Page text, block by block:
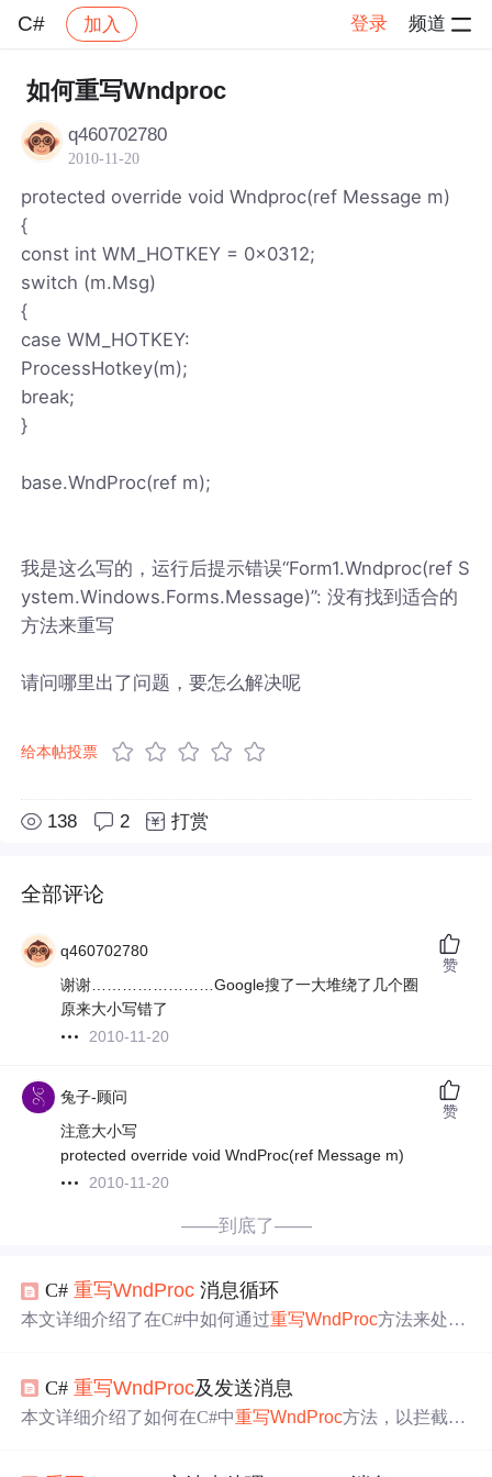
C# 加入 登录 频道
社区 C# 帖子详情
如何重写Wndproc
q460702780
2010-11-20
protected override void Wndproc(ref Message m)
{
const int WM_HOTKEY = 0x0312;
switch (m.Msg)
{
case WM_HOTKEY:
ProcessHotkey(m);
break;
}
base.WndProc(ref m);
我是这么写的，运行后提示错误“Form1.Wndproc(ref S
ystem.Windows.Forms.Message)”: 没有找到适合的
方法来重写
请问哪里出了问题，要怎么解决呢
给本帖投票
138 2 打赏
全部评论
q460702780
谢谢……………………Google搜了一大堆绕了几个圈
原来大小写错了
2010-11-20
赞
兔子-顾问
注意大小写
protected override void WndProc(ref Message m)
2010-11-20
赞
——到底了——
C#重写WndProc 消息循环
本文详细介绍了在C#中如何通过重写Wnd Proc方法来处理
值，帮助开发者更高效地进行编程。
C#重写WndProc及发送消息
本文详细介绍了如何在C#中重写Wnd Proc方法，以拦截和